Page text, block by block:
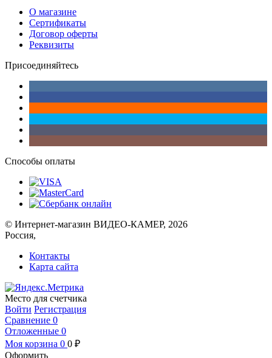
О магазине
Сертификаты
Договор оферты
Реквизиты
Присоединяйтесь
Способы оплаты
© Интернет-магазин ВИДЕО-КАМЕР, 2026
Россия,
Контакты
Карта сайта
Место для счетчика
Войти Регистрация
Сравнение 0
Отложенные 0
Моя корзина 0 0 ₽
Оформить